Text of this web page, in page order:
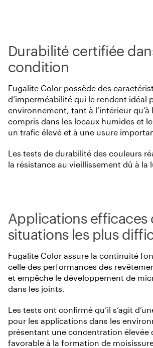
Durabilité certifiée
condition
Fugalite Color possède des
d’imperméabilité qui le rendent idéal
environnement, tant à l’intérieur qu’à
compris dans les locaux humides et
un trafic élevé et à une usure
Les tests de durabilité des couleurs
la résistance au vieillissement dû à la
Applications efficaces
situations les plus
Fugalite Color assure la continuité
celle des performances des
et empêche le développement de
dans les joints.
Les tests ont confirmé qu’il s’agit
pour les applications dans les
présentant une concentration élevée
favorable à la formation de